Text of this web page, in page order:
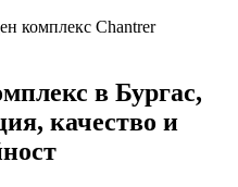
в Бургас,
качество и